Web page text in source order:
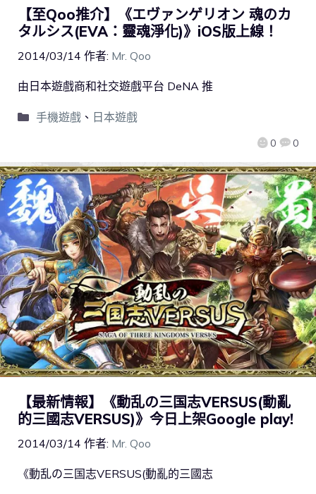
【至Qoo推介】《エヴァンゲリオン 魂のカ
タルシス(EVA：靈魂淨化)》iOS版上線！
2014/03/14 作者: Mr. Qoo
0 0
由日本遊戲商和社交遊戲平台 DeNA 推
手機遊戲、 日本遊戲
【最新情報】《動乱の三国志VERSUS(動亂
的三國志VERSUS)》今日上架Google play!
2014/03/14 作者: Mr. Qoo
《動乱の三国志VERSUS(動亂的三國志